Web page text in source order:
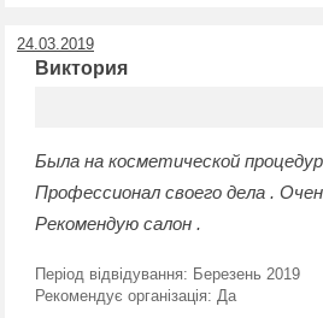
24.03.2019
Виктория
Была на косметической
Профессионал своего дела .
Рекомендую салон .
Період відвідування: Березень 2019
Рекомендує організація: Да